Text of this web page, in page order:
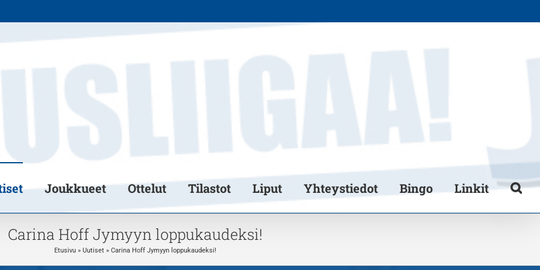
Joukkueet Ottelut Tilastot Liput Yhteystiedot Bingo Linkit
Carina Hoff Jymyyn loppukaudeksi!
Etusivu» Uutiset» Carina Hoff Jymyyn loppukaudeksi!